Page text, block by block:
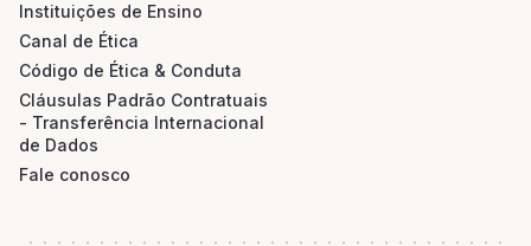
Instituições de Ensino
Canal de Ética
Código de Ética & Conduta
Cláusulas Padrão Contratuais
- Transferência Internacional
de Dados
Fale conosco